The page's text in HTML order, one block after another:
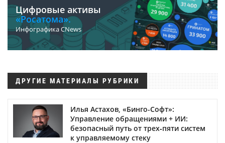
Цифровые активы
«Росатома».
Инфографика CNews
ДРУГИЕ МАТЕРИАЛЫ РУБРИКИ
Илья Астахов, «Бинго-Софт»:
Управление обращениями + ИИ:
безопасный путь от трех‑пяти систем
к управляемому стеку